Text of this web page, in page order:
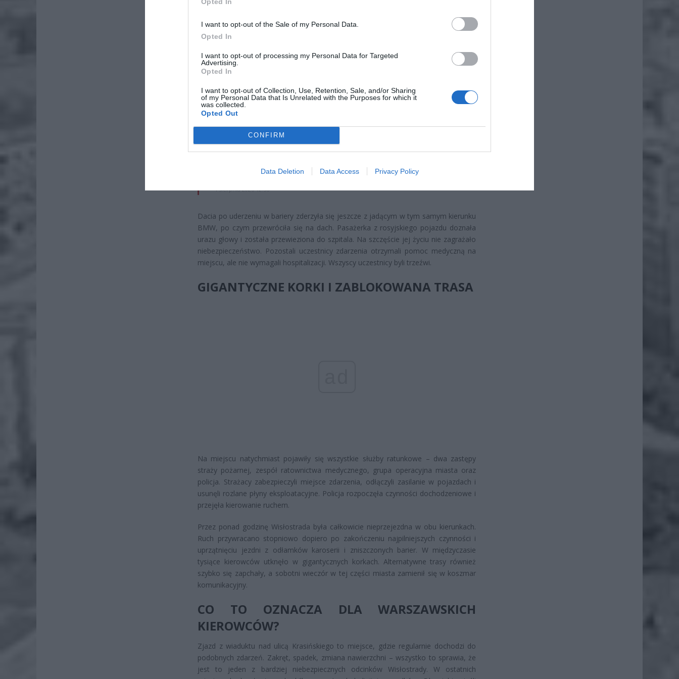
I want to opt-out of the Sale of my Personal Data.
Opted In
I want to opt-out of processing my Personal Data for Targeted
Advertising.
Opted In
I want to opt-out of Collection, Use, Retention, Sale, and/or Sharing
of my Personal Data that Is Unrelated with the Purposes for which it
was collected.
Opted Out
CONFIRM
Data Deletion Data Access Privacy Policy
ZOBACZ RÓWNIEŻ:
Lidl przecenił hit do kuchni. Air fryer tańszy aż o 150 zł, a to dopiero
4 sierpnia 2026 16:06
Wnioski wciąż można składać
4 sierpnia 2026 12:56
Dacia po uderzeniu w bariery zderzyła się jeszcze z jadącym w tym samym kierunku
BMW, po czym przewróciła się na dach. Pasażerka z rosyjskiego pojazdu doznała
urazu głowy i została przewieziona do szpitala. Na szczęście jej życiu nie zagrażało
niebezpieczeństwo. Pozostali uczestnicy zdarzenia otrzymali pomoc medyczną na
miejscu, ale nie wymagali hospitalizacji. Wszyscy uczestnicy byli trzeźwi.
GIGANTYCZNE KORKI I ZABLOKOWANA TRASA
Na miejscu natychmiast pojawiły się wszystkie służby ratunkowe – dwa zastępy
straży pożarnej, zespół ratownictwa medycznego, grupa operacyjna miasta oraz
policja. Strażacy zabezpieczyli miejsce zdarzenia, odłączyli zasilanie w pojazdach i
usunęli rozlane płyny eksploatacyjne. Policja rozpoczęła czynności dochodzeniowe i
przejęła kierowanie ruchem.
Przez ponad godzinę Wisłostrada była całkowicie nieprzejezdna w obu kierunkach.
Ruch przywracano stopniowo dopiero po zakończeniu najpilniejszych czynności i
uprzątnięciu jezdni z odłamków karoserii i zniszczonych barier. W międzyczasie
tysiące kierowców utknęło w gigantycznych korkach. Alternatywne trasy również
szybko się zapchały, a sobotni wieczór w tej części miasta zamienił się w koszmar
komunikacyjny.
CO TO OZNACZA DLA WARSZAWSKICH
KIEROWCÓW?
Zjazd z wiaduktu nad ulicą Krasińskiego to miejsce, gdzie regularnie dochodzi do
podobnych zdarzeń. Zakręt, spadek, zmiana nawierzchni – wszystko to sprawia, że
jest to jeden z bardziej niebezpiecznych odcinków Wisłostrady. W ostatnich